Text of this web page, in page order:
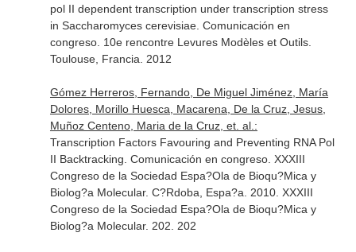
pol II dependent transcription under transcription stress
in Saccharomyces cerevisiae. Comunicación en
congreso. 10e rencontre Levures Modèles et Outils.
Toulouse, Francia. 2012
Gómez Herreros, Fernando, De Miguel Jiménez, María
Dolores, Morillo Huesca, Macarena, De la Cruz, Jesus,
Muñoz Centeno, Maria de la Cruz, et. al.:
Transcription Factors Favouring and Preventing RNA Pol
II Backtracking. Comunicación en congreso. XXXIII
Congreso de la Sociedad Espa?Ola de Bioqu?Mica y
Biolog?a Molecular. C?Rdoba, Espa?a. 2010. XXXIII
Congreso de la Sociedad Espa?Ola de Bioqu?Mica y
Biolog?a Molecular. 202. 202